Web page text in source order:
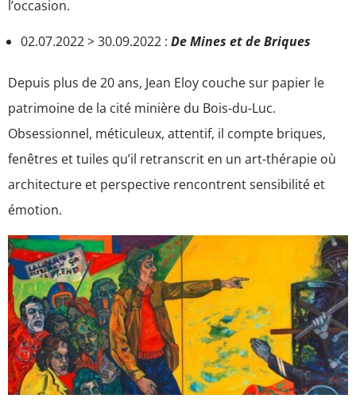
l’occasion.
02.07.2022 > 30.09.2022 : De Mines et de Briques
Depuis plus de 20 ans, Jean Eloy couche sur papier le
patrimoine de la cité minière du Bois-du-Luc.
Obsessionnel, méticuleux, attentif, il compte briques,
fenêtres et tuiles qu’il retranscrit en un art-thérapie où
architecture et perspective rencontrent sensibilité et
émotion.